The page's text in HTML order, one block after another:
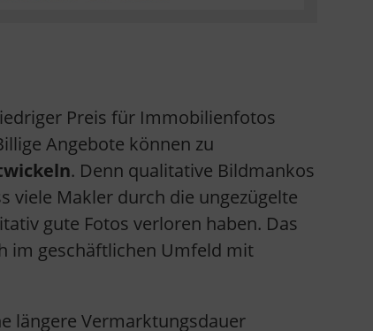
Preis für Immobilienfotos
Angebote können zu
. Denn qualitative Bildmankos
viele Makler durch die ungezügelte
gute Fotos verloren haben. Das
im geschäftlichen Umfeld mit
längere Vermarktungsdauer